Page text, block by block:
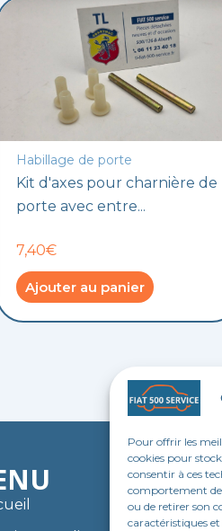
Pour offrir les
cookies pour
consentir à ces
comportement de
ou de retirer son
caractéristiques
Habillage de porte
Kit d'axes pour charnière de
porte avec entre...
7,40€
Ajouter au panier